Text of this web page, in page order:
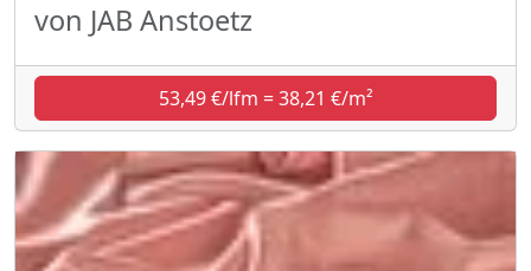
von JAB Anstoetz
53,49 €/lfm = 38,21 €/m²